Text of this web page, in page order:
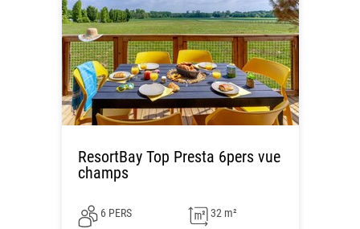
ResortBay Top Presta 6pers vue
champs
6 PERS 32 m²